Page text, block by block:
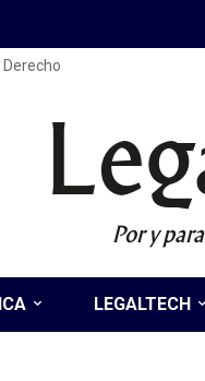
Por y
LEGALTECH